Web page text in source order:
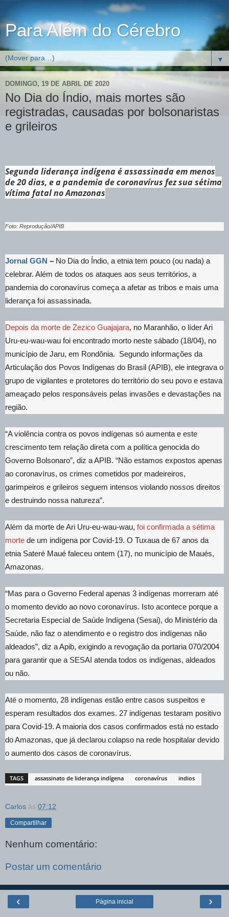
Para Além do Cérebro
▼
DOMINGO, 19 DE ABRIL DE 2020
No Dia do Índio, mais mortes são
registradas, causadas por bolsonaristas
e grileiros
Segunda liderança indígena é assassinada em menos
de 20 dias, e a pandemia de coronavírus fez sua sétima
vítima fatal no Amazonas
Foto: Reprodução/APIB
Jornal GGN – No Dia do Índio, a etnia tem pouco (ou nada) a
celebrar. Além de todos os ataques aos seus territórios, a
pandemia do coronavírus começa a afetar as tribos e mais uma
liderança foi assassinada.
Depois da morte de Zezico Guajajara, no Maranhão, o líder Ari
Uru-eu-wau-wau foi encontrado morto neste sábado (18/04), no
município de Jaru, em Rondônia. Segundo informações da
Articulação dos Povos Indígenas do Brasil (APIB), ele integrava o
grupo de vigilantes e protetores do território do seu povo e estava
ameaçado pelos responsáveis pelas invasões e devastações na
região.
“A violência contra os povos indígenas só aumenta e este
crescimento tem relação direta com a política genocida do
Governo Bolsonaro”, diz a APIB. “Não estamos expostos apenas
ao coronavírus, os crimes cometidos por madeireiros,
garimpeiros e grileiros seguem intensos violando nossos direitos
e destruindo nossa natureza”.
Além da morte de Ari Uru-eu-wau-wau, foi confirmada a sétima
morte de um indígena por Covid-19. O Tuxaua de 67 anos da
etnia Sateré Maué faleceu ontem (17), no município de Maués,
Amazonas.
“Mas para o Governo Federal apenas 3 indígenas morreram até
o momento devido ao novo coronavírus. Isto acontece porque a
Secretaria Especial de Saúde Indígena (Sesai), do Ministério da
Saúde, não faz o atendimento e o registro dos indígenas não
aldeados”, diz a Apib, exigindo a revogação da portaria 070/2004
para garantir que a SESAI atenda todos os indígenas, aldeados
ou não.
Até o momento, 28 indígenas estão entre casos suspeitos e
esperam resultados dos exames. 27 indígenas testaram positivo
para Covid-19. A maioria dos casos confirmados está no estado
do Amazonas, que já declarou colapso na rede hospitalar devido
o aumento dos casos de coronavírus.
TAGS assassinato de liderança indígena coronavírus indios
Carlos às 07:12
Compartilhar
Nenhum comentário:
Postar um comentário
‹ ›
Página inicial